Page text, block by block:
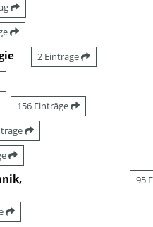
2 Einträge
156 Einträge
95